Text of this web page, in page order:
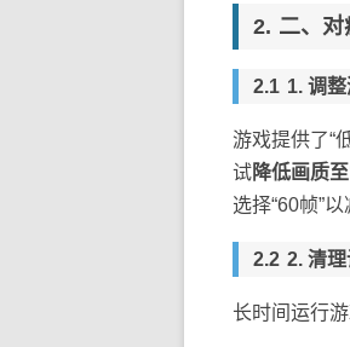
二、
1. 调
游戏提供了“
试降低画质
选择“60帧”
2. 清
长时间运行